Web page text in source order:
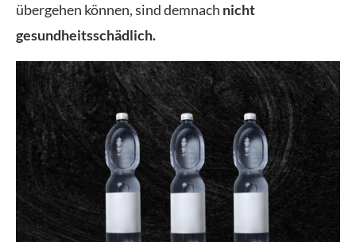
übergehen können, sind demnach nicht
gesundheitsschädlich.